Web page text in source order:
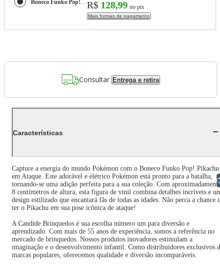
Boneco Funko Pop! Pokémon - Pikachu em AtaqueR$ 128,99 no pix
Mais formas de pagamento
Consultar Entrega e retira
Características
Capture a energia do mundo Pokémon com o Boneco Funko Pop! Pikachu
em Ataque. Este adorável e elétrico Pokémon está pronto para a batalha,
tornando-se uma adição perfeita para a sua coleção. Com
8 centímetros de altura, esta figura de vinil combina detalhes incríveis e
design estilizado que encantará fãs de todas as idades. Não perca a chance
ter o Pikachu em sua pose icônica de ataque!
A Candide Brinquedos é sua escolha número um para diversão e
aprendizado. Com mais de 55 anos de experiência, somos a referência no
mercado de brinquedos. Nossos produtos inovadores estimulam a
imaginação e o desenvolvimento infantil. Como distribuidores exclusivos
marcas populares, oferecemos qualidade e diversão incomparáveis.
Libras